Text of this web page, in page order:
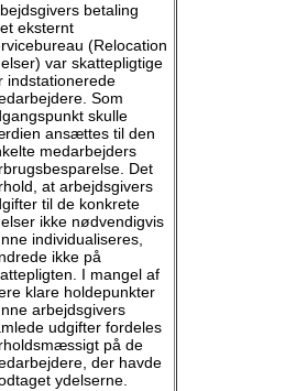
betaling
eksternt
(Relocation
var skattepligtige
indstationerede
Som
skulle
ansættes til den
medarbejders
Det
at arbejdsgivers
til de konkrete
ikke nødvendigvis
individualiseres,
ikke på
I mangel af
klare holdepunkter
arbejdsgivers
udgifter fordeles
på de
der havde
ydelserne.